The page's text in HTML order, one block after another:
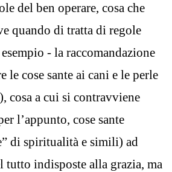
del ben operare, cosa che
quando di tratta di regole
- la raccomandazione
le cose sante ai cani e le perle
cosa a cui si contravviene
l’appunto, cose sante
di spiritualità e simili) ad
tutto indisposte alla grazia, ma